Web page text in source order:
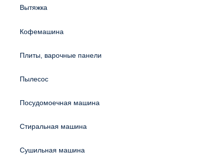
Вытяжка
Кофемашина
Плиты, варочные панели
Пылесос
Посудомоечная машина
Стиральная машина
Сушильная машина